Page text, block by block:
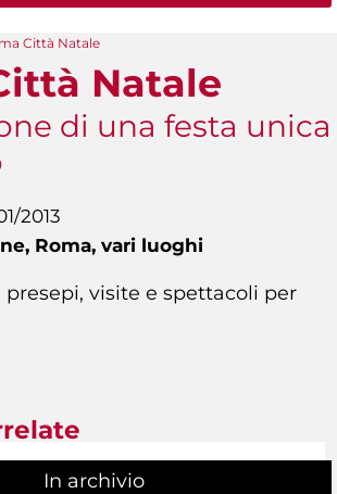
Città Natale
Natale
di una festa unica
2013
Roma, vari luoghi
presepi, visite e spettacoli per
In archivio